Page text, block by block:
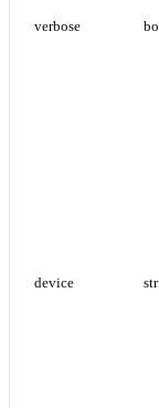
verbose
device str